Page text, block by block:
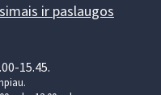
ir paslaugos
15.45.